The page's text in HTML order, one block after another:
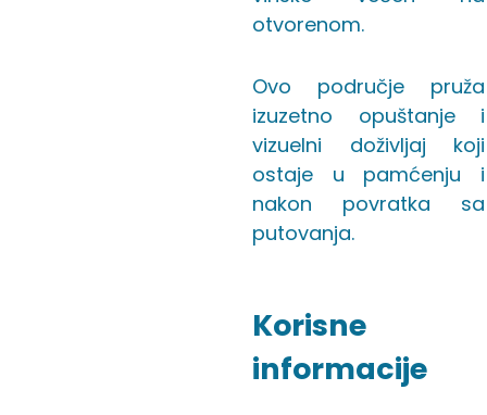
otvorenom.
Ovo područje pruža
izuzetno opuštanje i
vizuelni doživljaj koji
ostaje u pamćenju i
nakon povratka sa
putovanja.
Korisne
informacije